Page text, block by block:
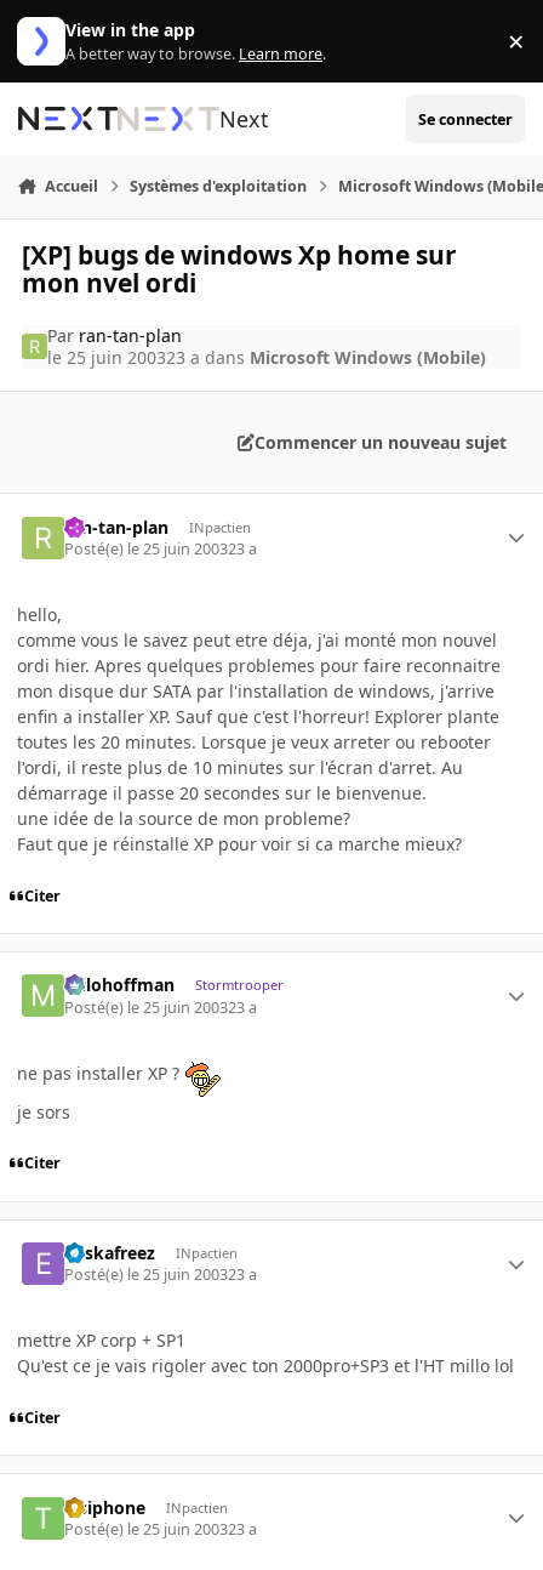
Aller au contenu
View in the app
A better way to browse. Learn more. ×
Next Se connecter
Accueil Systèmes d'exploitation Microsoft Windows
[XP] bugs de windows Xp home sur
mon nvel ordi
Par ran-tan-plan
le 25 juin 200323 a dans Microsoft Windows (Mobile)
Commencer un nouveau sujet
ran-tan-plan INpactien
Posté(e) le 25 juin 200323 a
hello,
comme vous le savez peut etre déja, j'ai monté mon nouvel
ordi hier. Apres quelques problemes pour faire reconnaitre
mon disque dur SATA par l'installation de windows, j'arrive
enfin a installer XP. Sauf que c'est l'horreur! Explorer plante
toutes les 20 minutes. Lorsque je veux arreter ou rebooter
l'ordi, il reste plus de 10 minutes sur l'écran d'arret. Au
démarrage il passe 20 secondes sur le bienvenue.
une idée de la source de mon probleme?
Faut que je réinstalle XP pour voir si ca marche mieux?
Citer
milohoffman Stormtrooper
Posté(e) le 25 juin 200323 a
ne pas installer XP ?
je sors
Citer
euskafreez INpactien
Posté(e) le 25 juin 200323 a
mettre XP corp + SP1
Qu'est ce je vais rigoler avec ton 2000pro+SP3 et l'HT millo lol
Citer
Tisiphone INpactien
Posté(e) le 25 juin 200323 a